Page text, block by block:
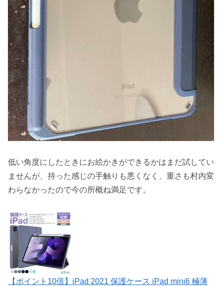
低い角度にしたときにお絵かきができるかはまだ試してい
ませんが、持った感じの手触りも悪くなく、重さも村内変
わらなかったので今の所概ね満足です。
【ポイント10倍】iPad 2021 保護ケース iPad mini6 極薄